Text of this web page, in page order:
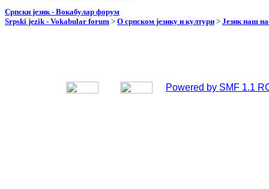
Српски језик - Вокабулар форум
Srpski jezik - Vokabular forum > О српском језику и култури > Језик наш
Powered by SMF 1.1